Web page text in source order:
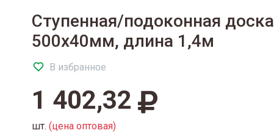
Ступенная/подоконная доска
500х40мм, длина 1,4м
В избранное
1 402,32
шт. (цена оптовая)